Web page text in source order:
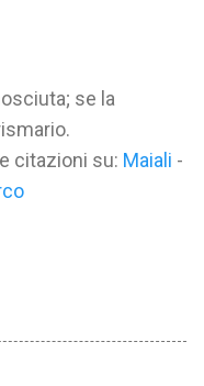
se la
citazioni su: Maiali -